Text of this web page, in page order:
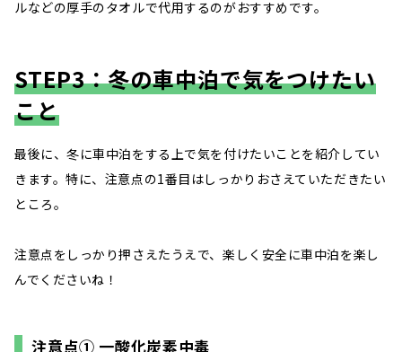
ルなどの厚手のタオルで代用するのがおすすめです。
STEP3：冬の車中泊で気をつけたい
こと
最後に、冬に車中泊をする上で気を付けたいことを紹介してい
きます。特に、注意点の1番目はしっかりおさえていただきたい
ところ。
注意点をしっかり押さえたうえで、楽しく安全に車中泊を楽し
んでくださいね！
注意点① 一酸化炭素中毒